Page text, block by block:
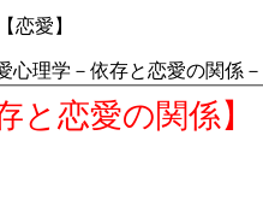
恋愛】
心理学－依存と恋愛の関係－
と恋愛の関係】